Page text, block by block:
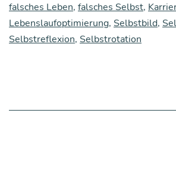
ver­
ständ­
rer
falsches Leben, falsches Selbst,
Lebenslaufoptimierung, Selbstbild,
Selbstreflexion, Selbstrotation